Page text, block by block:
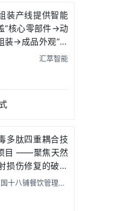
装产线提供智能
“核心零部件→动
装→成品外观”全
汇萃智能
多肽四重耦合技
然
损伤修复的破局
十八铺餐饮管理有